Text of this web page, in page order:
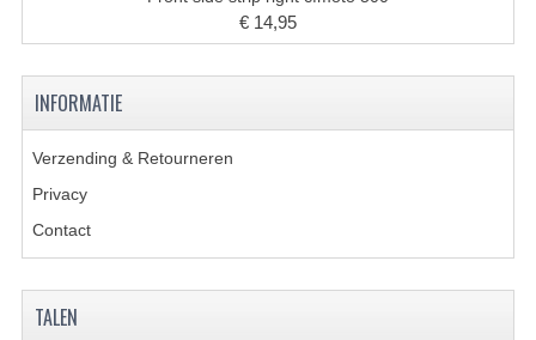
BRANDSTOF SYSTEEM
ELECTRONICA
KABELS
€ 14,95
INFORMATIE
Verzending & Retourneren
Privacy
Contact
TALEN